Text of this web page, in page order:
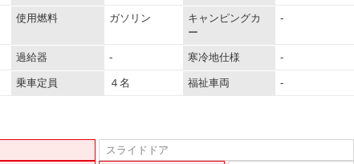
使用燃料 ガソリン
キャンピングカ
ー
-
過給器 - 寒冷地仕様 -
乗車定員 ４名 福祉車両 -
スライドドア